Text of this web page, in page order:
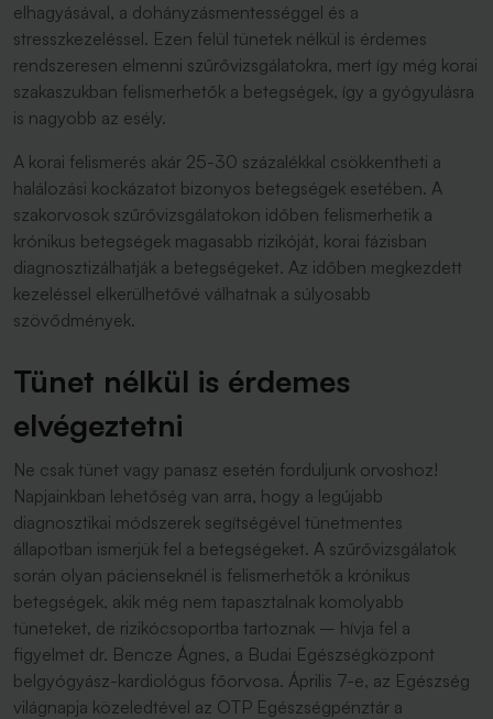
elhagyásával, a dohányzásmentességgel és a
stresszkezeléssel. Ezen felül tünetek nélkül is érdemes
rendszeresen elmenni szűrővizsgálatokra, mert így még korai
szakaszukban felismerhetők a betegségek, így a gyógyulásra
is nagyobb az esély.
A korai felismerés akár 25-30 százalékkal csökkentheti a
halálozási kockázatot bizonyos betegségek esetében. A
szakorvosok szűrővizsgálatokon időben felismerhetik a
krónikus betegségek magasabb rizikóját, korai fázisban
diagnosztizálhatják a betegségeket. Az időben megkezdett
kezeléssel elkerülhetővé válhatnak a súlyosabb
szövődmények.
Tünet nélkül is érdemes
elvégeztetni
Ne csak tünet vagy panasz esetén forduljunk orvoshoz!
Napjainkban lehetőség van arra, hogy a legújabb
diagnosztikai módszerek segítségével tünetmentes
állapotban ismerjük fel a betegségeket. A szűrővizsgálatok
során olyan pácienseknél is felismerhetők a krónikus
betegségek, akik még nem tapasztalnak komolyabb
tüneteket, de rizikócsoportba tartoznak – hívja fel a
figyelmet dr. Bencze Ágnes, a Budai Egészségközpont
belgyógyász-kardiológus főorvosa. Április 7-e, az Egészség
világnapja közeledtével az OTP Egészségpénztár a